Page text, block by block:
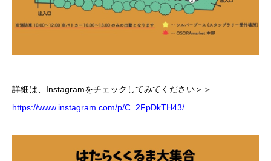
詳細は、Instagramをチェックしてみてください＞＞
https://www.instagram.com/p/C_2FpDkTH43/